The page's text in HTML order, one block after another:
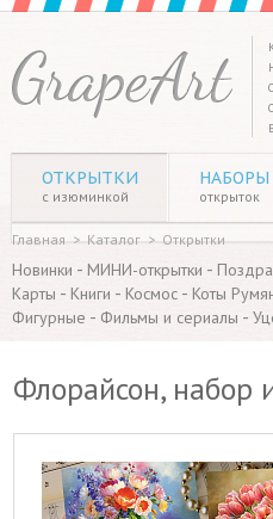
ОТКРЫТКИ
с изюминкой
НАБОРЫ
открыток
Главная > Каталог > Открытки
Новинки - МИНИ-открытки -
Карты - Книги - Космос - Коты
Фигурные - Фильмы и сериалы -
Флорайсон, набор